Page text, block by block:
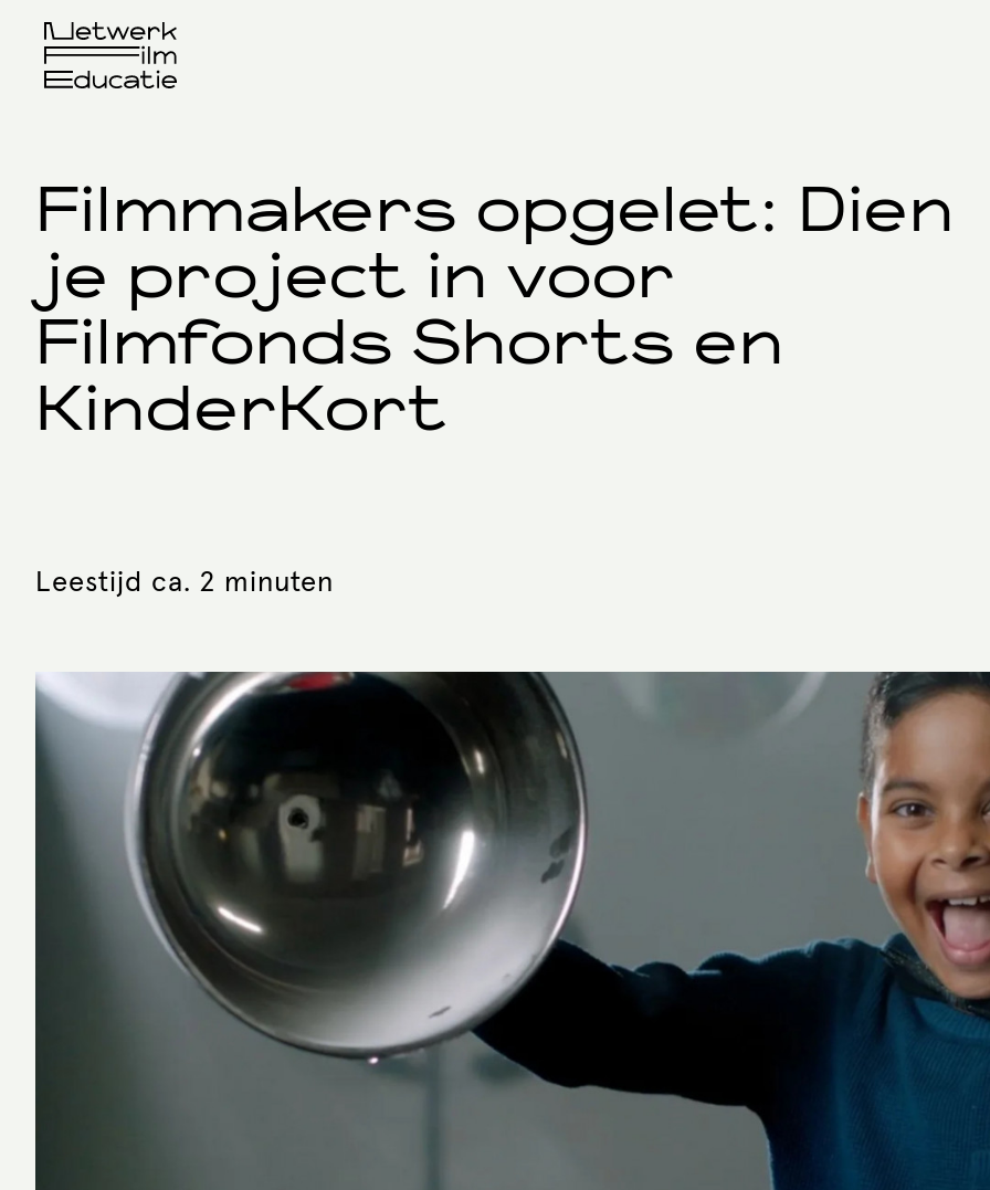
Filmmakers opgelet: Dien
je project in voor
Filmfonds Shorts en
KinderKort
Leestijd ca. 2 minuten